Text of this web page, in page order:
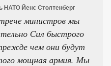
НАТО Йенс Столтенберг
министров мы
Сил быстрого
чем они будут
мощная армия. Мы